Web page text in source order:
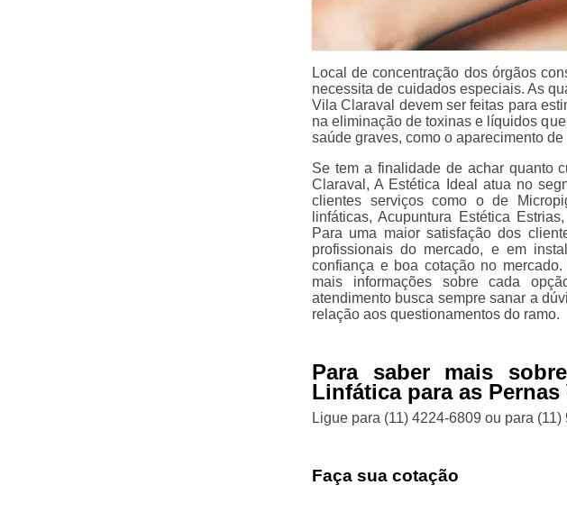
Local de concentração dos órgãos
necessita de cuidados especiais. As
Vila Claraval devem ser feitas para
na eliminação de toxinas e líquidos
saúde graves, como o aparecimento de
Se tem a finalidade de achar quanto
Claraval, A Estética Ideal atua no
clientes serviços como o de
linfáticas, Acupuntura Estética
Para uma maior satisfação dos
profissionais do mercado, e em
confiança e boa cotação no
mais informações sobre cada
atendimento busca sempre sanar a
relação aos questionamentos do ramo.
Para saber mais
Linfática para as Pernas
Ligue para (11) 4224-6809 ou para (11)
Faça sua cotação